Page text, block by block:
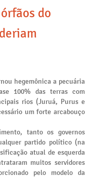
do
hegemônica a pecuária
100% das terras com
rios (Juruá, Purus e
um forte arcabouço
tanto os governos
partido político (na
atual de esquerda
muitos servidores
pelo modelo da